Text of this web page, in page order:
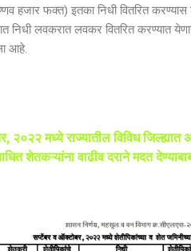
हजार फक्त) इतका निधी वितरित करण्यास
निधी लवकरात लवकर वितरित करण्यात
आहे.
२०२२ मध्ये राज्यातील विविध
शेतकऱ्यांना वाढीव दराने मदत